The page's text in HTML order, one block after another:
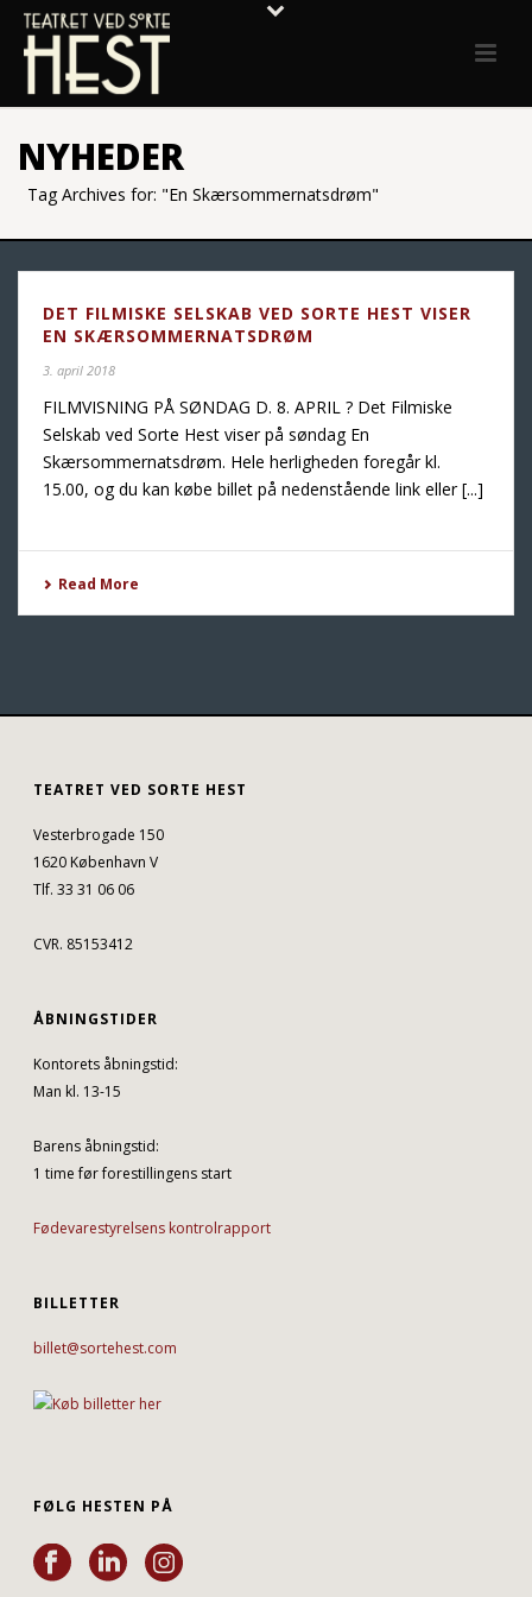
NYHEDER
Tag Archives for: "En Skærsommernatsdrøm"
DET FILMISKE SELSKAB VED SORTE HEST VISER
EN SKÆRSOMMERNATSDRØM
3. april 2018
FILMVISNING PÅ SØNDAG D. 8. APRIL ? Det Filmiske
Selskab ved Sorte Hest viser på søndag En
Skærsommernatsdrøm. Hele herligheden foregår kl.
15.00, og du kan købe billet på nedenstående link eller [...]
Read More
TEATRET VED SORTE HEST
Vesterbrogade 150
1620 København V
Tlf. 33 31 06 06
CVR. 85153412
ÅBNINGSTIDER
Kontorets åbningstid:
Man kl. 13-15
Barens åbningstid:
1 time før forestillingens start
Fødevarestyrelsens kontrolrapport
BILLETTER
billet@sortehest.com
FØLG HESTEN PÅ